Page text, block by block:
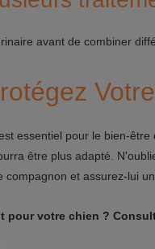
avant de combiner
essentiel pour le bien-
être plus adapté.
compagnon et assurez-lui
pour votre chien ?